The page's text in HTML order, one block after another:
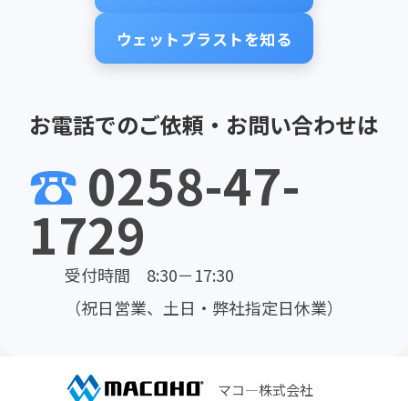
ウェットブラストを知る
お電話でのご依頼・お問い合わせは
☎0258-47-
1729
受付時間 8:30－17:30
（祝日営業、土日・弊社指定日休業）
マコ―株式会社